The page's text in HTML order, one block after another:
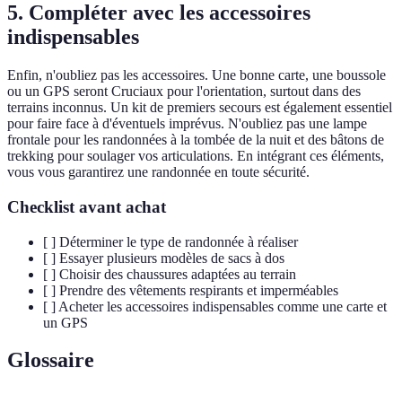
5. Compléter avec les accessoires
indispensables
Enfin, n'oubliez pas les accessoires. Une bonne carte, une boussole
ou un GPS seront Cruciaux pour l'orientation, surtout dans des
terrains inconnus. Un kit de premiers secours est également essentiel
pour faire face à d'éventuels imprévus. N'oubliez pas une lampe
frontale pour les randonnées à la tombée de la nuit et des bâtons de
trekking pour soulager vos articulations. En intégrant ces éléments,
vous vous garantirez une randonnée en toute sécurité.
Checklist avant achat
[ ] Déterminer le type de randonnée à réaliser
[ ] Essayer plusieurs modèles de sacs à dos
[ ] Choisir des chaussures adaptées au terrain
[ ] Prendre des vêtements respirants et imperméables
[ ] Acheter les accessoires indispensables comme une carte et
un GPS
Glossaire